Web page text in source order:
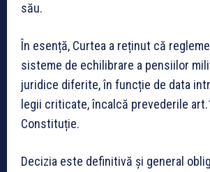
său.
În esență, Curtea a reținut că
sisteme de echilibrare a pensiilor
juridice diferite, în funcție de data
legii criticate, încalcă prevederile
Constituție.
Decizia este definitivă și general